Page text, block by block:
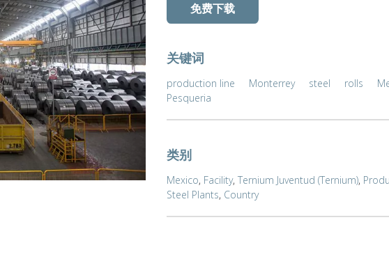
免费下载
关键词
production line Monterrey steel rolls
Pesqueria
类别
Mexico, Facility, Ternium Juventud (Ternium),
Steel Plants, Country